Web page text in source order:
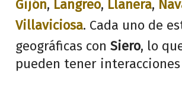
Gijón, Langreo, Llanera,
Villaviciosa. Cada uno de
geográficas con Siero, lo
pueden tener